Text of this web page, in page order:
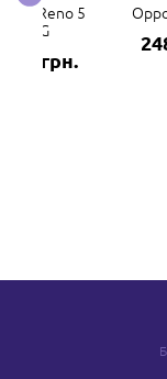
Reno 5
4G
248 грн.